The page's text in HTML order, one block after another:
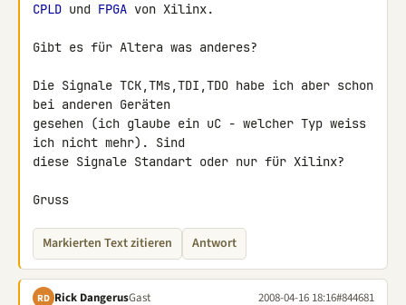
CPLD und FPGA von Xilinx.
Gibt es für Altera was anderes?
Die Signale TCK,TMs,TDI,TDO habe ich aber schon
bei anderen Geräten
gesehen (ich glaube ein uC - welcher Typ weiss
ich nicht mehr). Sind
diese Signale Standart oder nur für Xilinx?
Gruss
Markierten Text zitieren Antwort
RD Rick DangerusGast 2008-04-16 18:16#844681